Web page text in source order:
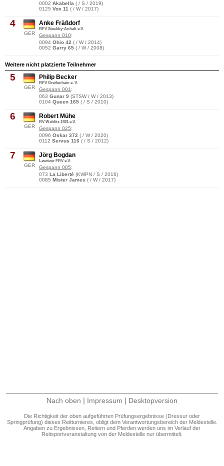
0002 Akabella ( / S / 2019)
0125 Vox 11 ( / W / 2017)
4
GER
Anke Fräßdorf
RFV Steckby-Anhalt e.V.
Gespann 010:
0094 Ohio 42 ( / W / 2014)
0052 Garry 65 ( / W / 2008)
Weitere nicht platzierte Teilnehmer
5
GER
Philip Becker
RFV Greifenhain e. V.
Gespann 001 :
063 Gunar 9 (STSW / W / 2013)
0104 Queen 165 ( / S / 2010)
6
GER
Robert Mühe
RV Wahlitz 1921 e.V.
Gespann 025:
0096 Oskar 372 ( / W / 2020)
0112 Servus 116 ( / S / 2012)
7
GER
Jörg Bogdan
Lewitzer FRV e.V.
Gespann 005:
073 La Liberté (KWPN / S / 2016)
0085 Mister James ( / W / 2017)
Nach oben | Impressum | Desktopversion
Die Richtigkeit der oben aufgeführten Prüfungsergebnisse (Dressur oder
Springprüfung) dieses Reitturnieres, obligt dem Verantwortungsbereich der Meldestelle.
Angaben zu Ergebnissen, Reitern und Pferden werden uns im Verlauf der
Reitsportveranstaltung von der Meldestelle nur übermittelt.